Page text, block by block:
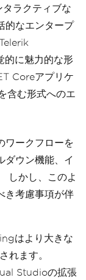
ラクティブな
的なエンタープ
的に魅力的な形
Coreアプリケ
含む形式へのエ
ワークフローを
ダウン機能、イ
しかし、このよ
き考慮事項が伴
はより大きな
れます。
Studioの拡張